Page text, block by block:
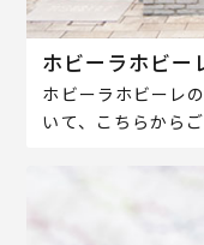
ホビーラホビー
ホビーラホビーレ
いて、こちらから